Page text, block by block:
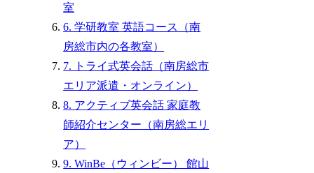
室
6. 学研教室 英語コース（南
房総市内の各教室）
7. トライ式英会話（南房総市
エリア派遣・オンライン）
8. アクティブ英会話 家庭教
師紹介センター（南房総エリ
ア）
9. WinBe（ウィンビー） 館山